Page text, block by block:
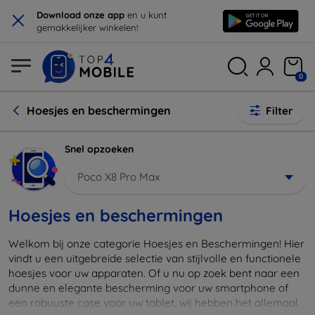
× Download onze app en u kunt
gemakkelijker winkelen!
0
Hoesjes en beschermingen Filter
Snel opzoeken
Poco X8 Pro Max
Hoesjes en beschermingen
Welkom bij onze categorie Hoesjes en Beschermingen! Hier
vindt u een uitgebreide selectie van stijlvolle en functionele
hoesjes voor uw apparaten. Of u nu op zoek bent naar een
dunne en elegante bescherming voor uw smartphone of
een robuuste case voor uw tablet, wij hebben het allemaal.